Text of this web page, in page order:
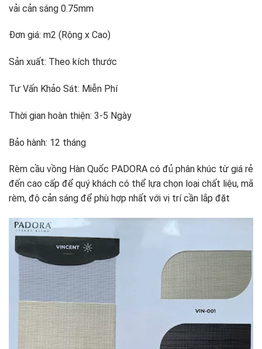
vải cản sáng 0.75mm
Đơn giá: m2 (Rộng x Cao)
Sản xuất: Theo kích thước
Tư Vấn Khảo Sát: Miễn Phí
Thời gian hoàn thiện: 3-5 Ngày
Bảo hành: 12 tháng
Rèm cầu vồng Hàn Quốc PADORA có đủ phân khúc từ giá rẻ
đến cao cấp để quý khách có thể lựa chọn loại chất liệu, mã
rèm, độ cản sáng để phù hợp nhất với vị trí cần lắp đặt